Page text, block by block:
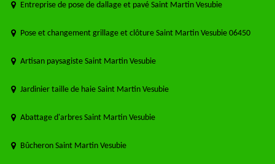
Entreprise de pose de dallage et pavé Saint Martin Vesubie
Pose et changement grillage et clôture Saint Martin Vesubie 06450
Artisan paysagiste Saint Martin Vesubie
Jardinier taille de haie Saint Martin Vesubie
Abattage d'arbres Saint Martin Vesubie
Bûcheron Saint Martin Vesubie